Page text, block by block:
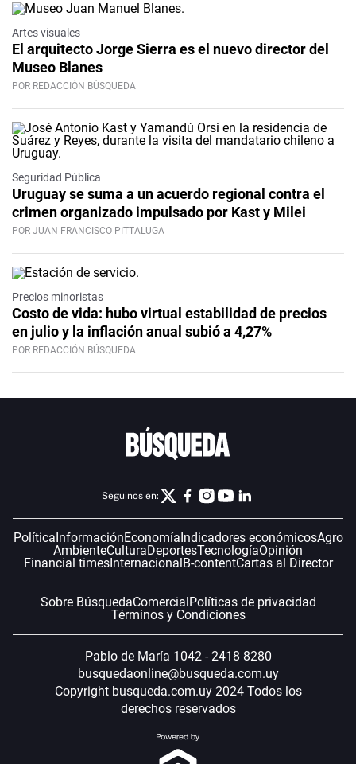
Artes visuales
El arquitecto Jorge Sierra es el nuevo director del
Museo Blanes
POR REDACCIÓN BÚSQUEDA
Seguridad Pública
Uruguay se suma a un acuerdo regional contra el
crimen organizado impulsado por Kast y Milei
POR JUAN FRANCISCO PITTALUGA
Precios minoristas
Costo de vida: hubo virtual estabilidad de precios
en julio y la inflación anual subió a 4,27%
POR REDACCIÓN BÚSQUEDA
Seguinos en:
PolíticaInformaciónEconomíaIndicadores económicosAgro
AmbienteCulturaDeportesTecnologíaOpinión
Financial timesInternacionalB-contentCartas al Director
Sobre BúsquedaComercialPolíticas de privacidad
Términos y Condiciones
Pablo de María 1042 - 2418 8280
busquedaonline@busqueda.com.uy
Copyright busqueda.com.uy 2024 Todos los
derechos reservados